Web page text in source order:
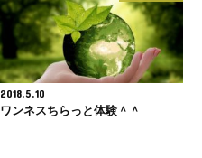
2018.5.10
ワンネスちらっと体験＾＾